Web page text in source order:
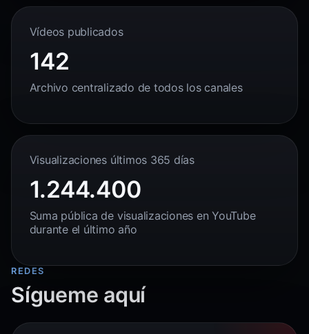
Vídeos publicados
142
Archivo centralizado de todos los canales
Visualizaciones últimos 365 días
1.244.400
Suma pública de visualizaciones en YouTube
durante el último año
REDES
Sígueme aquí